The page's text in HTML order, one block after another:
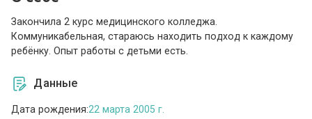
Закончила 2 курс медицинского колледжа.
Коммуникабельная, стараюсь находить подход к каждому
ребёнку. Опыт работы с детьми есть.
Данные
Дата рождения:22 марта 2005 г.